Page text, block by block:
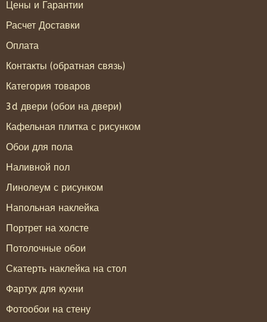
Цены и Гарантии
Расчет Доставки
Оплата
Контакты (обратная связь)
Категория товаров
3d двери (обои на двери)
Кафельная плитка с рисунком
Обои для пола
Наливной пол
Линолеум с рисунком
Напольная наклейка
Портрет на холсте
Потолочные обои
Скатерть наклейка на стол
Фартук для кухни
Фотообои на стену